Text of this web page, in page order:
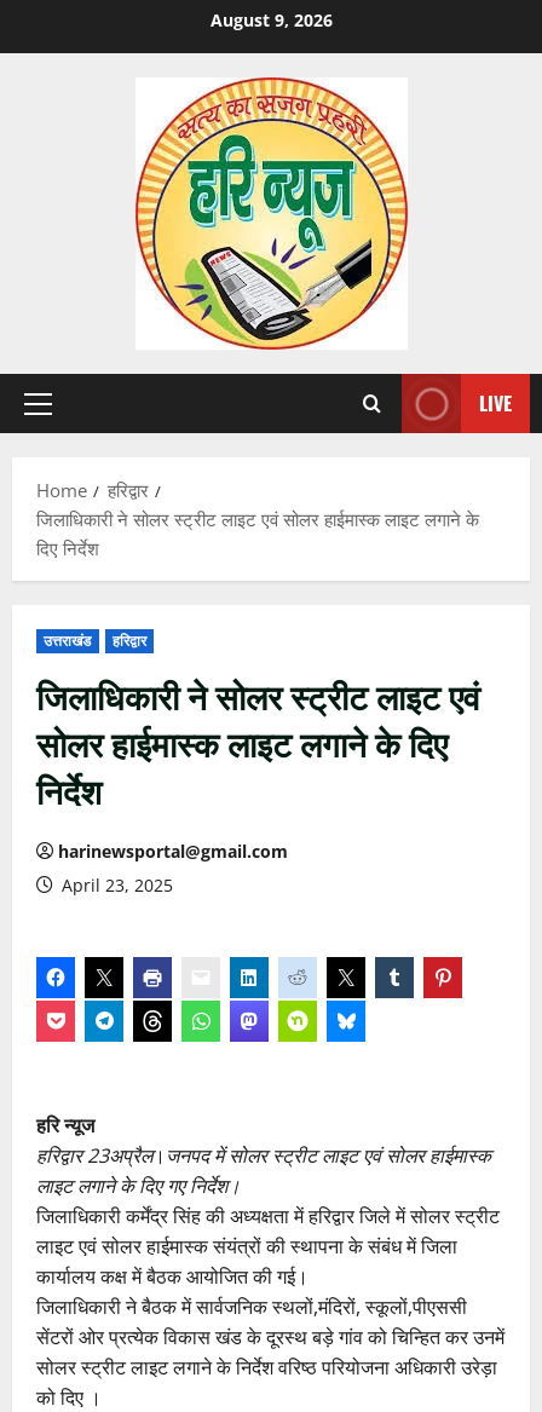
August 9, 2026
Primary
LIVE
Home
हरिद्वार
जिलाधिकारी ने सोलर स्ट्रीट लाइट एवं सोलर हाईमास्क लाइट लगाने के
दिए निर्देश
उत्तराखंड हरिद्वार
जिलाधिकारी ने सोलर स्ट्रीट लाइट एवं
सोलर हाईमास्क लाइट लगाने के दिए
निर्देश
harinewsportal@gmail.com
April 23, 2025
हरि न्यूज
हरिद्वार 23अप्रैल। जनपद में सोलर स्ट्रीट लाइट एवं सोलर हाईमास्क
लाइट लगाने के दिए गए निर्देश।
जिलाधिकारी कर्मेंद्र सिंह की अध्यक्षता में हरिद्वार जिले में सोलर स्ट्रीट
लाइट एवं सोलर हाईमास्क संयंत्रों की स्थापना के संबंध में जिला
कार्यालय कक्ष में बैठक आयोजित की गई।
जिलाधिकारी ने बैठक में सार्वजनिक स्थलों,मंदिरों, स्कूलों,पीएससी
सेंटरों ओर प्रत्येक विकास खंड के दूरस्थ बड़े गांव को चिन्हित कर उनमें
सोलर स्ट्रीट लाइट लगाने के निर्देश वरिष्ठ परियोजना अधिकारी उरेड़ा
को दिए ।